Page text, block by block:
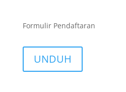
Formulir Pendaftaran
UNDUH